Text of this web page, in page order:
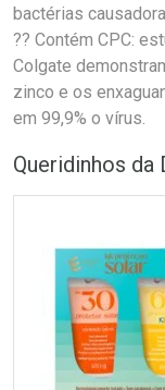
bactérias
?? Contém CPC:
Colgate
zinco e os
em 99,9% o vírus.
Queridinhos da